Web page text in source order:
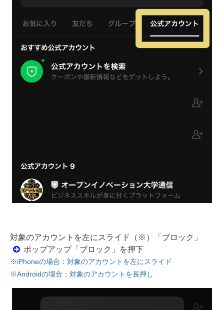
対象のアカウントを左にスライド（※）「ブロック」
ポップアップ「ブロック」を押下
※iPhoneの場合：対象のアカウントを左にスライド
※Androidの場合：対象のアカウントを長押し